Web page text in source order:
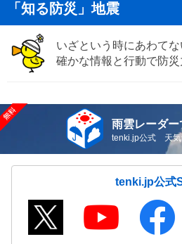
「知る防災」地震
いざという時にあわてな
確かな情報と行動で防
雨雲レーダー
tenki.jp公式 天気
tenki.jp公式